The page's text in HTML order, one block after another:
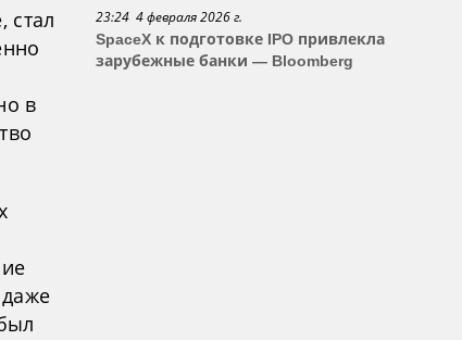
стал
в
23:24 4 февраля 2026 г.
SpaceX к подготовке IPO привлекла
зарубежные банки — Bloomberg